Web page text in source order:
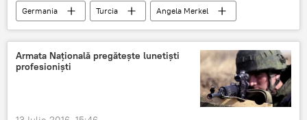
Germania Turcia
Angela Merkel
Sigmar Gabriel
NATO
Statul Islamic
Vizită
Siria
Kosovo
Militari
Armata Naţională pregăteşte lunetişti
profesionişti